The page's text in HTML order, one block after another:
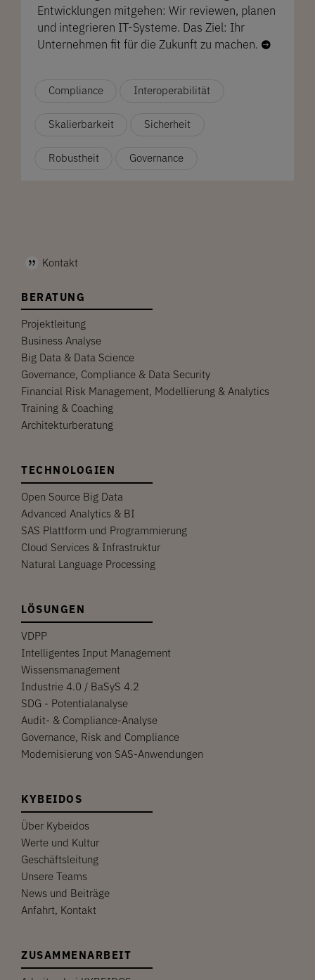
Entwicklungen mitgehen: Wir reviewen, planen
und integrieren IT-Systeme. Das Ziel: Ihr
Unternehmen fit für die Zukunft zu machen. 
Compliance Interoperabilität
Skalierbarkeit Sicherheit
Robustheit Governance
Kontakt
BERATUNG
Projektleitung
Business Analyse
Big Data & Data Science
Governance, Compliance & Data Security
Financial Risk Management, Modellierung & Analytics
Training & Coaching
Architekturberatung
TECHNOLOGIEN
Open Source Big Data
Advanced Analytics & BI
SAS Plattform und Programmierung
Cloud Services & Infrastruktur
Natural Language Processing
LÖSUNGEN
VDPP
Intelligentes Input Management
Wissensmanagement
Industrie 4.0 / BaSyS 4.2
SDG - Potentialanalyse
Audit- & Compliance-Analyse
Governance, Risk and Compliance
Modernisierung von SAS-Anwendungen
KYBEIDOS
Über Kybeidos
Werte und Kultur
Geschäftsleitung
Unsere Teams
News und Beiträge
Anfahrt, Kontakt
ZUSAMMENARBEIT